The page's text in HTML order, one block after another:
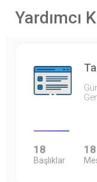
Yardımcı
18
Başlıklar
18